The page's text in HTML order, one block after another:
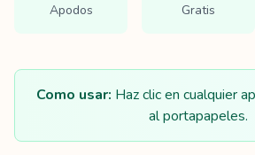
Apodos Gratis
Como usar: Haz clic en cualquier
al portapapeles.